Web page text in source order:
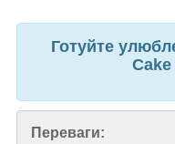
Готуйте
Cake
Переваги: